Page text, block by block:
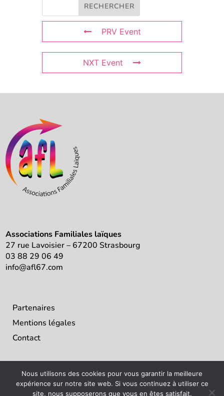
PRV Event
NXT Event
Associations Familiales laïques
27 rue Lavoisier – 67200 Strasbourg
03 88 29 06 49
info@afl67.com
Partenaires
Mentions légales
Contact
Nous utilisons des cookies pour vous garantir la meilleure
expérience sur notre site web. Si vous continuez à utiliser ce
site, nous supposerons que vous en êtes satisfait.